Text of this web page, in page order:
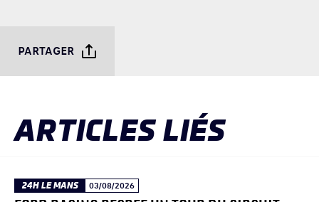
PARTAGER
ARTICLES LIÉS
24H LE MANS 03/08/2026